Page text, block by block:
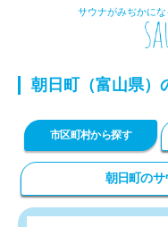
サウナがみぢかに
朝日町 （富山県
市区町村から探す
朝日町のサ